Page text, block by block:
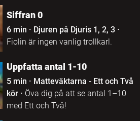
Siffran 0
6 min · Djuren på Djuris 1, 2, 3·
Fiolin är ingen vanlig trollkarl.
Uppfatta antal 1-10
5 min · Matteväktarna - Ett och Två
kör· Öva dig på att se antal 1–10
med Ett och Två!